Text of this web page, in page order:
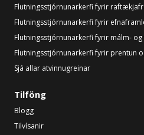
Flutningsstjórnunarkerfi fyrir
Flutningsstjórnunarkerfi fyrir
Flutningsstjórnunarkerfi fyrir málm-
Flutningsstjórnunarkerfi fyrir prentun
Sjá allar atvinnugreinar
Tilföng
Blogg
Tilvísanir